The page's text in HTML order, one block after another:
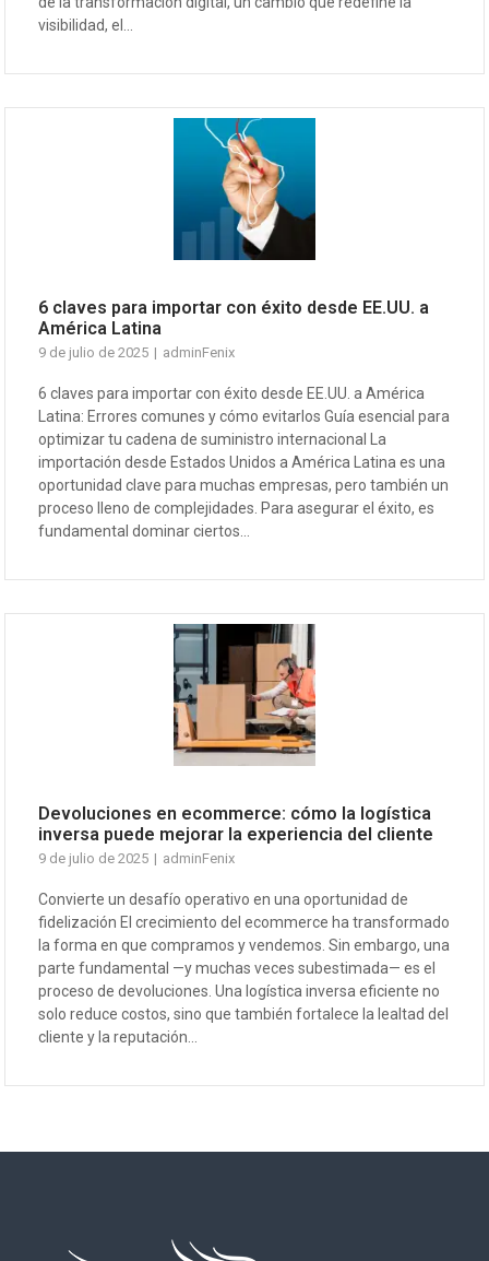
visibilidad, el...
6 claves para importar con éxito desde EE.UU. a
América Latina
9 de julio de 2025 adminFenix
6 claves para importar con éxito desde EE.UU. a América
Latina: Errores comunes y cómo evitarlos Guía esencial para
optimizar tu cadena de suministro internacional La
importación desde Estados Unidos a América Latina es una
oportunidad clave para muchas empresas, pero también un
proceso lleno de complejidades. Para asegurar el éxito, es
fundamental dominar ciertos...
Devoluciones en ecommerce: cómo la logística
inversa puede mejorar la experiencia del cliente
9 de julio de 2025 adminFenix
Convierte un desafío operativo en una oportunidad de
fidelización El crecimiento del ecommerce ha transformado
la forma en que compramos y vendemos. Sin embargo, una
parte fundamental —y muchas veces subestimada— es el
proceso de devoluciones. Una logística inversa eficiente no
solo reduce costos, sino que también fortalece la lealtad del
cliente y la reputación...